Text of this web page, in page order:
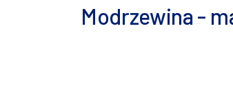
Modrzewina -